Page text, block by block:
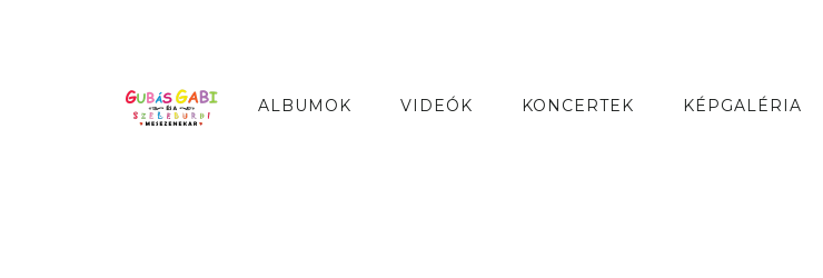
ALBUMOK VIDEÓK KONCERTEK KÉPGALÉRIA